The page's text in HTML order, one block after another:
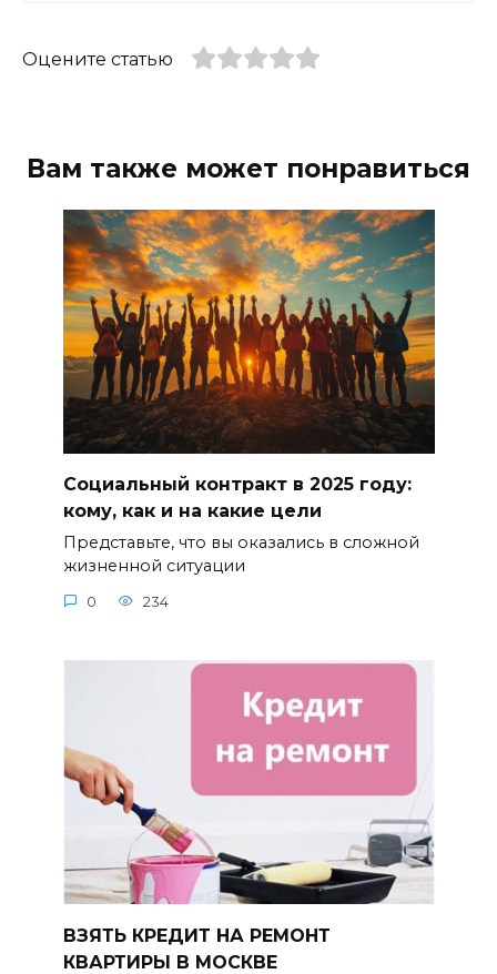
Оцените статью
Вам также может понравиться
Социальный контракт в 2025 году:
кому, как и на какие цели
Представьте, что вы оказались в сложной
жизненной ситуации
0 234
ВЗЯТЬ КРЕДИТ НА РЕМОНТ
КВАРТИРЫ В МОСКВЕ